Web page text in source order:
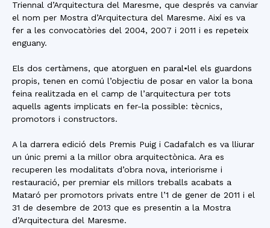
Triennal d’Arquitectura del Maresme, que després va canviar
el nom per Mostra d’Arquitectura del Maresme. Així es va
fer a les convocatòries del 2004, 2007 i 2011 i es repeteix
enguany.
Els dos certàmens, que atorguen en paral•lel els guardons
propis, tenen en comú l’objectiu de posar en valor la bona
feina realitzada en el camp de l’arquitectura per tots
aquells agents implicats en fer-la possible: tècnics,
promotors i constructors.
A la darrera edició dels Premis Puig i Cadafalch es va lliurar
un únic premi a la millor obra arquitectònica. Ara es
recuperen les modalitats d’obra nova, interiorisme i
restauració, per premiar els millors treballs acabats a
Mataró per promotors privats entre l’1 de gener de 2011 i el
31 de desembre de 2013 que es presentin a la Mostra
d’Arquitectura del Maresme.